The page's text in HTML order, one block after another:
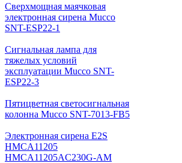
Cверхмощная маячковая
электронная сирена Mucco
SNT-ESP22-1
Сигнальная лампа для
тяжелых условий
эксплуатации Mucco SNT-
ESP22-3
Пятицветная светосигнальная
колонна Mucco SNT-7013-FB5
Электронная сирена E2S
HMCA11205
HMCA11205AC230G-AM